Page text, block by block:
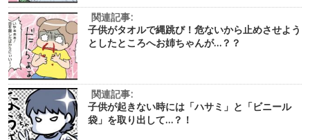
関連記事:
子供がタオルで縄跳び！危ないから止めさせよう
としたところへお姉ちゃんが…？？
関連記事:
子供が起きない時には「ハサミ」と「ビニール
袋」を取り出して…？！